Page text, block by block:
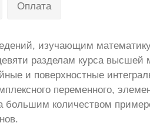
Оплата
изучающим
разделам курса высшей
и поверхностные
переменного,
количеством